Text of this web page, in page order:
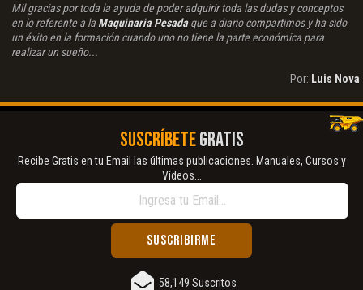
Mil gracias por toda la ayuda de poder adquirir toda las dudas y conceptos
en lo referente a la Maquinaria Pesadaque a diario compartimos y ha sido
un éxito en la formación cuando uno no tiene la parte económica para
realizar un sueño...
Por: Luis Nova
SUSCRÍBETEGRATIS
Recibe Gratis en tu Email las últimas publicaciones. Manuales, Cursos y
Vídeos...
58,149 Suscritos